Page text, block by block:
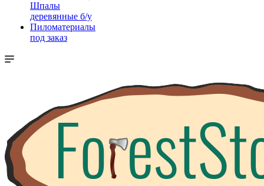
Шпалы
деревянные б/у
Пиломатериалы
под заказ